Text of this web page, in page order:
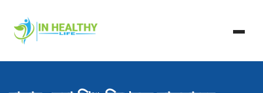
content
In Healthy Life
In Healthy Life, Healthy Life, Health Life, Doctor List,
Doctor Listing